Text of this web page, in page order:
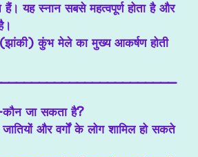
यह स्नान सबसे महत्वपूर्ण होता है और
(झांकी) कुंभ मेले का मुख्य आकर्षण होती
जा सकता है?
और वर्गों के लोग शामिल हो सकते